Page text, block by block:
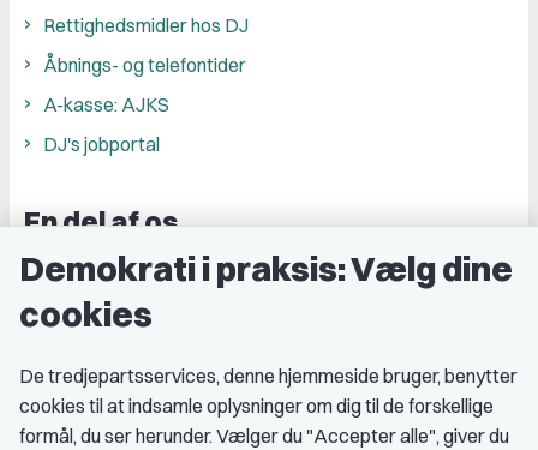
Rettighedsmidler hos DJ
Åbnings- og telefontider
A-kasse: AJKS
DJ's jobportal
En del af os
Grupper og kredse
Studenterorganisationer
Medlemskab
Demokrati i praksis: Vælg dine
cookies
De tredjepartsservices, denne hjemmeside bruger, benytter
cookies til at indsamle oplysninger om dig til de forskellige
formål, du ser herunder. Vælger du "Accepter alle", giver du